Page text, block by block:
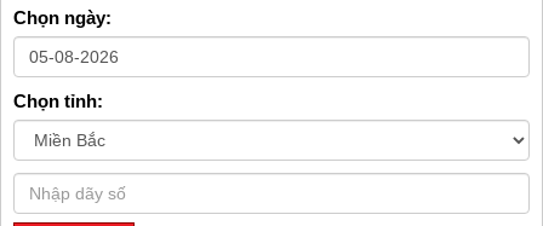
Chọn ngày:
Chọn tỉnh: